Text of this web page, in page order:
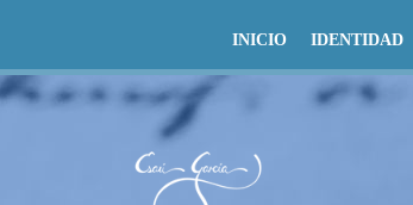
INICIO IDENTIDAD